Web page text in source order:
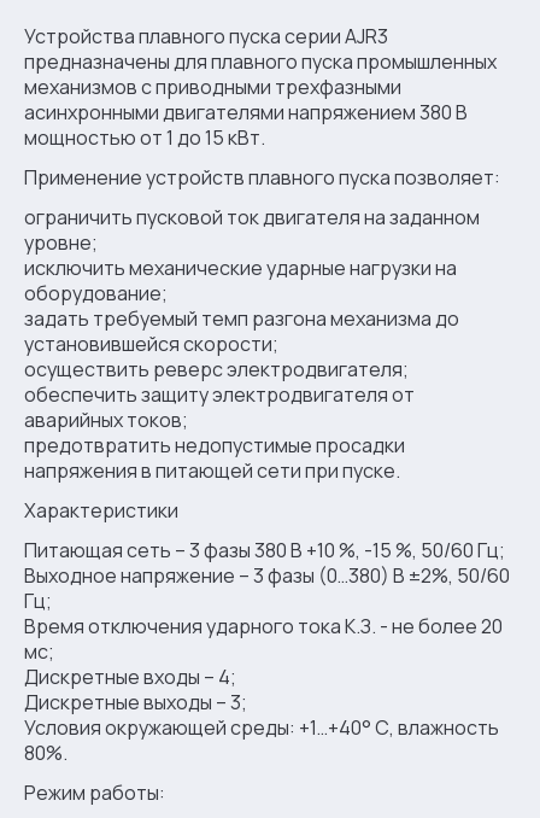
Устройства плавного пуска серии AJR3
предназначены для плавного пуска промышленных
механизмов с приводными трехфазными
асинхронными двигателями напряжением 380 В
мощностью от 1 до 15 кВт.
Применение устройств плавного пуска позволяет:
ограничить пусковой ток двигателя на заданном
уровне;
исключить механические ударные нагрузки на
оборудование;
задать требуемый темп разгона механизма до
установившейся скорости;
осуществить реверс электродвигателя;
обеспечить защиту электродвигателя от
аварийных токов;
предотвратить недопустимые просадки
напряжения в питающей сети при пуске.
Характеристики
Питающая сеть – 3 фазы 380 В +10 %, -15 %, 50/60 Гц;
Выходное напряжение – 3 фазы (0…380) В ±2%, 50/60
Гц;
Время отключения ударного тока К.З. - не более 20
мс;
Дискретные входы – 4;
Дискретные выходы – 3;
Условия окружающей среды: +1…+40° С, влажность
80%.
Режим работы: